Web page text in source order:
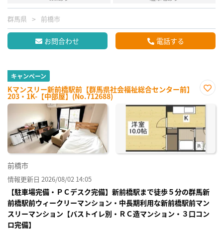
群馬県 前橋市
お問合わせ 電話する
キャンペーン
Kマンスリー新前橋駅前【群馬県社会福祉総合センター前】
203・1K-【中部屋】(No.712688)
に入
前橋市
情報更新日 2026/08/02 14:05
【駐車場完備・ＰＣデスク完備】新前橋駅まで徒歩５分の群馬新
前橋駅前ウィークリーマンション・中長期利用な新前橋駅前マン
スリーマンション【バストイレ別・ＲＣ造マンション・３口コン
ロ完備】